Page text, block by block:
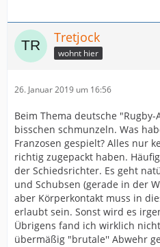
Tretjock
wohnt hier
26. Januar 2019 um 16:56
Beim Thema deutsche
bisschen schmunzeln. Was
Franzosen gespielt? Alles nur
richtig zugepackt haben.
der Schiedsrichter. Es geht
und Schubsen (gerade in der
aber Körperkontakt muss in
erlaubt sein. Sonst wird es
Übrigens fand ich wirklich
übermäßig "brutale'' Abwehr